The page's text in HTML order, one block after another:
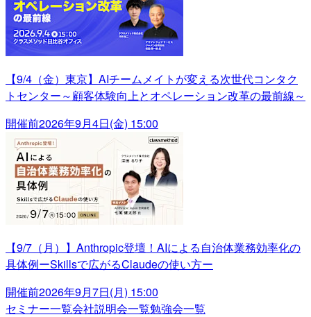
【9/4（金）東京】AIチームメイトが変える次世代コンタク
トセンター～顧客体験向上とオペレーション改革の最前線～
開催前2026年9月4日(金) 15:00
【9/7（月）】Anthropic登壇！AIによる自治体業務効率化の
具体例ーSkillsで広がるClaudeの使い方ー
開催前2026年9月7日(月) 15:00
セミナー一覧会社説明会一覧勉強会一覧